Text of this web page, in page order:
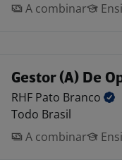
A combinar
Gestor (A) De
RHF Pato Branco
Todo Brasil
A combinar